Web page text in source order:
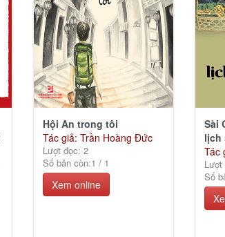
Hội An trong tôi
Tác giả: Trần Hoàng Đức
Lượt đọc: 2
Số bản còn:1 /1
Xem online
Sài
lịch
Tác
Lượt
Số